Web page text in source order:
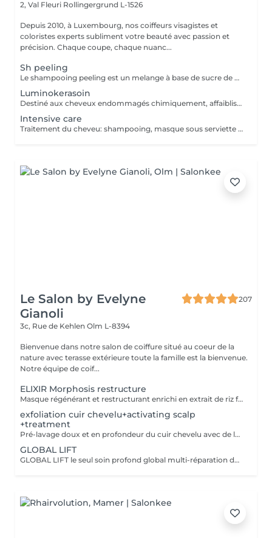
2, Val Fleuri Rollingergrund L-1526
Depuis 2010, à Luxembourg, nos coiffeurs visagistes et
coloristes experts subliment votre beauté avec passion et
précision. Chaque coupe, chaque nuanc...
Sh peeling
Le shampooing peeling est un melange à base de sucre de canne et d'un Shampooing Tea Tree purifant.
Luminokerasoin
Destiné aux cheveux endommagés chimiquement, affaiblis, cassants et en manque de vitamines. Apporte des vitamines et des acides aminés pour un cheveu beaucoup plus fort. Peut être fait le jour d'un service de coloration, balayage, décoloration ou mèches avant et/ou après. La tenue est de 1-3 mois, cela dépend de la porositée des cheveux.
Intensive care
Traitement du cheveu: shampooing, masque sous serviette chaude et conditionneur
Le Salon by Evelyne
Gianoli
207
3c, Rue de Kehlen Olm L-8394
Bienvenue dans notre salon de coiffure situé au coeur de la
nature avec terasse extérieure toute la famille est la bienvenue.
Notre équipe de coif...
ELIXIR Morphosis restructure
Masque régénérant et restructurant enrichi en extrait de riz fermenté, en peptides végétaux, en phyto collagen et en acide hyaluronique.Il restaure la structure naturelle de la fibre capillaire. Il répare les parties endommagées, recompacte et scelle les cuticules.
exfoliation cuir chevelu+activating scalp
+treatment
Pré-lavage doux et en profondeur du cuir chevelu avec de la soie biométique,de l'ectoin et des exfolliants dérivés du jojoba. Elimine les peaux mortes et purifie les pores . Application d une micro mousse activante 100% vegane hydrate,stimule et réequilibre le cuir chevelu pour renforcer sa couche de protection naturelle ,pour une sensation rafraichissante et énergisante. Massage du cuir chevelu après application du sérum redensifyng . Composé de soie biométrique ,de l'ectoin et de la t-flavanone. Notre formule 100% végane protège contre la perte de cheveux héréditaire,renforce les racines et redensifie pour des cheveux plus épais et plus denses pendant longtemps .
GLOBAL LIFT
GLOBAL LIFT le seul soin profond global multi-réparation doté du précieux BTX COMPLEX . ARGININE KERATINE VEGETALE COLLAGENE VEGETAL ACIDE HYALURONIQUE